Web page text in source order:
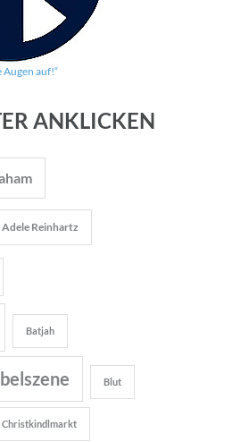
Augen auf!“
ANKLICKEN
Adele Reinhartz
Batjah
Blut
Christkindlmarkt